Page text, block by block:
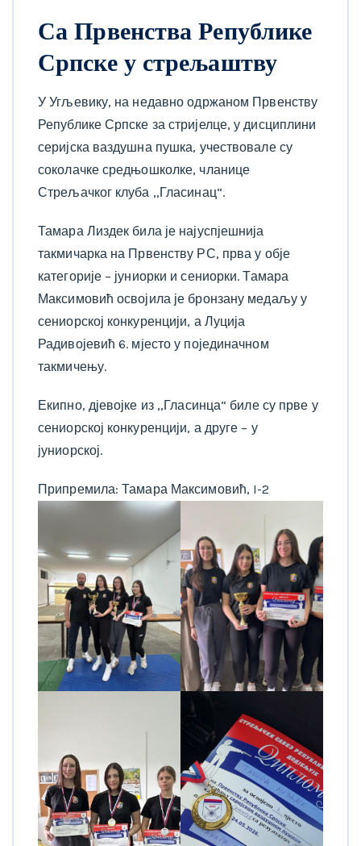
Са Првенства Републике
Српске у стрељаштву
У Угљевику, на недавно одржаном Првенству
Републике Српске за стријелце, у дисциплини
серијска ваздушна пушка, учествовале су
соколачке средњошколке, чланице
Стрељачког клуба ,,Гласинац“.
Тамара Лиздек била је најуспјешнија
такмичарка на Првенству РС, прва у обје
категорије – јуниорки и сениорки. Тамара
Максимовић освојила је бронзану медаљу у
сениорској конкуренцији, а Луција
Радивојевић 6. мјесто у појединачном
такмичењу.
Екипно, дјевојке из ,,Гласинца“ биле су прве у
сениорској конкуренцији, а друге – у
јуниорској.
Припремила: Тамара Максимовић, I-2